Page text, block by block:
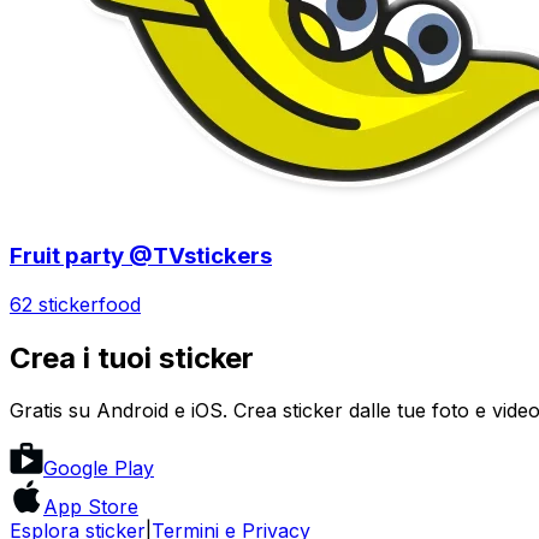
Fruit party @TVstickers
62 stickerfood
Crea i tuoi sticker
Gratis su Android e iOS. Crea sticker dalle tue foto e
Google Play
App Store
Esplora sticker Termini e Privacy